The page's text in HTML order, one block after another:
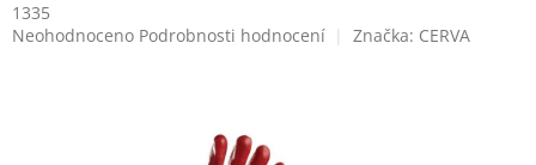
1335
Průměrné
Neohodnoceno Podrobnosti hodnocení Značka: CERVA